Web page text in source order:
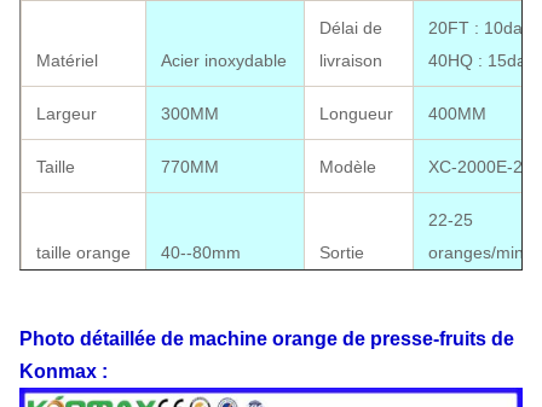
Matériel Acier inoxydable
Délai de
livraison
20FT :
40HQ : 15days
Largeur 300MM Longueur 400MM
Taille 770MM Modèle XC-2000E-2
taille orange 40--80mm Sortie
22-25
oranges/
paquet
410*310*780MM Certificat
la CE
Norme
110V-220V, 50-
Photo détaillée de machine orange de presse-fruits de
Konmax :